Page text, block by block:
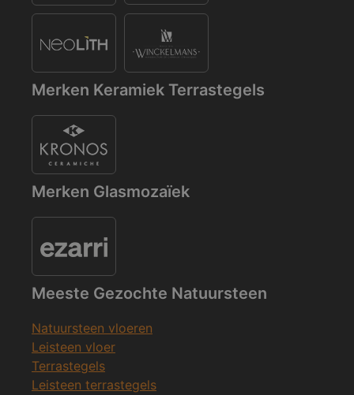
Merken Keramiek Terrastegels
Merken Glasmozaïek
Meeste Gezochte Natuursteen
Natuursteen vloeren
Leisteen vloer
Terrastegels
Leisteen terrastegels